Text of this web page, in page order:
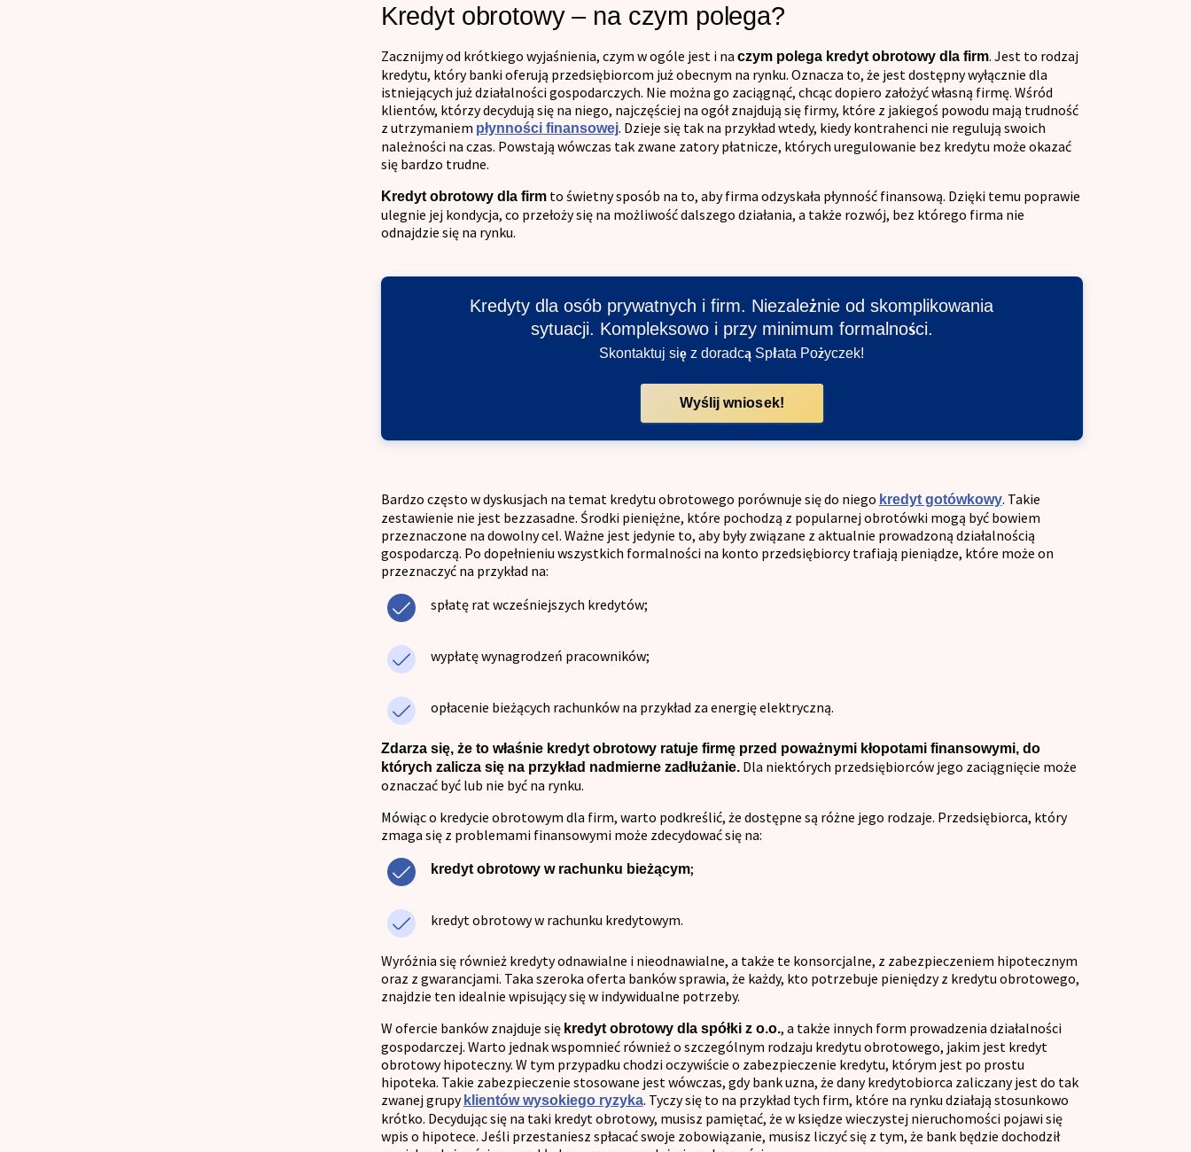
Kredyt obrotowy – na czym polega?
Zacznijmy od krótkiego wyjaśnienia, czym w ogóle jest i na czym polega kredyt obrotowy dla firm. Jest to rodzaj
kredytu, który banki oferują przedsiębiorcom już obecnym na rynku. Oznacza to, że jest dostępny wyłącznie dla
istniejących już działalności gospodarczych. Nie można go zaciągnąć, chcąc dopiero założyć własną firmę. Wśród
klientów, którzy decydują się na niego, najczęściej na ogół znajdują się firmy, które z jakiegoś powodu mają trudność
z utrzymaniem płynności finansowej. Dzieje się tak na przykład wtedy, kiedy kontrahenci nie regulują swoich
należności na czas. Powstają wówczas tak zwane zatory płatnicze, których uregulowanie bez kredytu może okazać
się bardzo trudne.
Kredyt obrotowy dla firmto świetny sposób na to, aby firma odzyskała płynność finansową. Dzięki temu poprawie
ulegnie jej kondycja, co przełoży się na możliwość dalszego działania, a także rozwój, bez którego firma nie
odnajdzie się na rynku.
Kredyty dla osób prywatnych i firm. Niezależnie od skomplikowania
sytuacji. Kompleksowo i przy minimum formalności.
Skontaktuj się z doradcą Spłata Pożyczek!
Wyślij wniosek!
Bardzo często w dyskusjach na temat kredytu obrotowego porównuje się do niego kredyt gotówkowy. Takie
zestawienie nie jest bezzasadne. Środki pieniężne, które pochodzą z popularnej obrotówki mogą być bowiem
przeznaczone na dowolny cel. Ważne jest jedynie to, aby były związane z aktualnie prowadzoną działalnością
gospodarczą. Po dopełnieniu wszystkich formalności na konto przedsiębiorcy trafiają pieniądze, które może on
przeznaczyć na przykład na:
spłatę rat wcześniejszych kredytów;
wypłatę wynagrodzeń pracowników;
opłacenie bieżących rachunków na przykład za energię elektryczną.
Zdarza się, że to właśnie kredyt obrotowy ratuje firmę przed poważnymi kłopotami finansowymi, do
których zalicza się na przykład nadmierne zadłużanie.Dla niektórych przedsiębiorców jego zaciągnięcie może
oznaczać być lub nie być na rynku.
Mówiąc o kredycie obrotowym dla firm, warto podkreślić, że dostępne są różne jego rodzaje. Przedsiębiorca, który
zmaga się z problemami finansowymi może zdecydować się na:
kredyt obrotowy w rachunku bieżącym;
kredyt obrotowy w rachunku kredytowym.
Wyróżnia się również kredyty odnawialne i nieodnawialne, a także te konsorcjalne, z zabezpieczeniem hipotecznym
oraz z gwarancjami. Taka szeroka oferta banków sprawia, że każdy, kto potrzebuje pieniędzy z kredytu obrotowego,
znajdzie ten idealnie wpisujący się w indywidualne potrzeby.
W ofercie banków znajduje się kredyt obrotowy dla spółki z o.o., a także innych form prowadzenia działalności
gospodarczej. Warto jednak wspomnieć również o szczególnym rodzaju kredytu obrotowego, jakim jest kredyt
obrotowy hipoteczny. W tym przypadku chodzi oczywiście o zabezpieczenie kredytu, którym jest po prostu
hipoteka. Takie zabezpieczenie stosowane jest wówczas, gdy bank uzna, że dany kredytobiorca zaliczany jest do tak
zwanej grupy klientów wysokiego ryzyka. Tyczy się to na przykład tych firm, które na rynku działają stosunkowo
krótko. Decydując się na taki kredyt obrotowy, musisz pamiętać, że w księdze wieczystej nieruchomości pojawi się
wpis o hipotece. Jeśli przestaniesz spłacać swoje zobowiązanie, musisz liczyć się z tym, że bank będzie dochodził